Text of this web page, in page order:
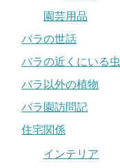
園芸用品
バラの世話
バラの近くにいる虫
バラ以外の植物
バラ園訪問記
住宅関係
インテリア